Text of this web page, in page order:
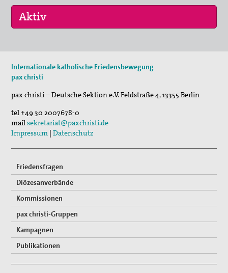
Selig, die Frieden stiften - Pilgern für den …
Internationale katholische Friedensbewegung
pax christi
pax christi – Deutsche Sektion e.V.Feldstraße 4,13355 Berlin
tel+49 30 2007678-0
mailsekretariat@paxchristi.de
Impressum |Datenschutz
Friedensfragen
Diözesanverbände
Kommissionen
pax christi-Gruppen
Kampagnen
Publikationen